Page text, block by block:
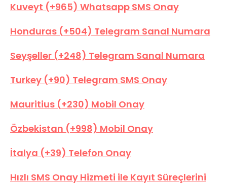
Kuveyt (+965) Whatsapp SMS Onay
Honduras (+504) Telegram Sanal Numara
Seyşeller (+248) Telegram Sanal Numara
Turkey (+90) Telegram SMS Onay
Mauritius (+230) Mobil Onay
Özbekistan (+998) Mobil Onay
İtalya (+39) Telefon Onay
Hızlı SMS Onay Hizmeti ile Kayıt Süreçlerini